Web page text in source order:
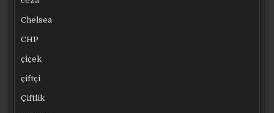
Chelsea
CHP
çiçek
çiftçi
Çiftlik